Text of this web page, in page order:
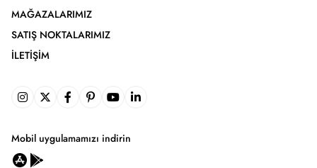
MAĞAZALARIMIZ
SATIŞ NOKTALARIMIZ
İLETIŞIM
Mobil uygulamamızı indirin